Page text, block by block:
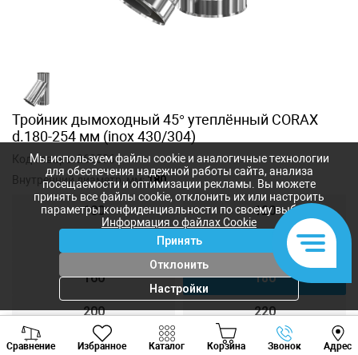
Тройник дымоходный 45° утеплённый CORAX
d.180-254 мм (inox 430/304)
Код товара:262506
Внутренний диаметр, мм:180
100 120
160 180
200 220
250 300
Сравнение Избранное Каталог Корзина Звонок Адрес
Viber Whatsapp
Мы используем файлы cookie и аналогичные технологии
для обеспечения надежной работы сайта, анализа
посещаемости и оптимизации рекламы. Вы можете
принять все файлы cookie, отклонить их или настроить
параметры конфиденциальности по своему выбору.
Информация о файлах Cookie
Принять
Отклонить
Настройки